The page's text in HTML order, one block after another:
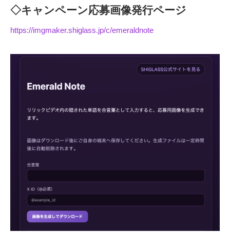
◇キャンペーン応募画像発行ページ
https://imgmaker.shiglass.jp/c/emeraldnote